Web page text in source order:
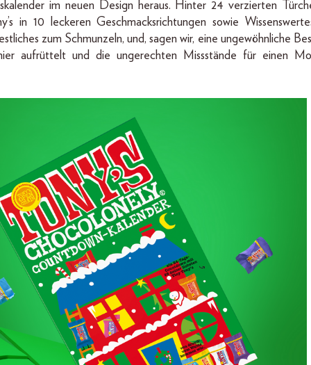
im neuen Design heraus. Hinter 24 verzierten
in 10 leckeren Geschmacksrichtungen sowie
zum Schmunzeln, und, sagen wir, eine ungewöhnliche
aufrüttelt und die ungerechten Missstände für einen